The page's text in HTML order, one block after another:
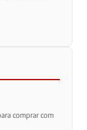
comprar com